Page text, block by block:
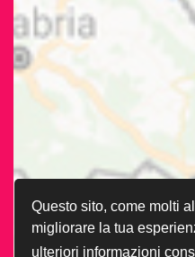
Questo sito, come molti
migliorare la tua
ulteriori informazioni